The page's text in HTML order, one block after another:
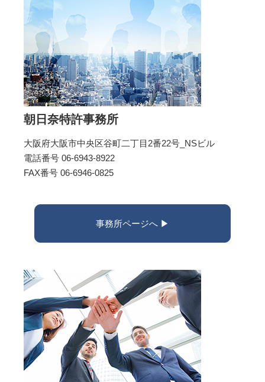
朝日奈特許事務所
大阪府大阪市中央区谷町二丁目2番22号_NSビル
電話番号 06-6943-8922
FAX番号 06-6946-0825
事務所ページへ ▶︎